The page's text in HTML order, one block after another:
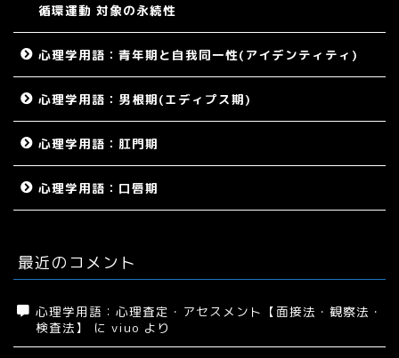
循環運動 対象の永続性
心理学用語：青年期と自我同一性(アイデンティティ)
心理学用語：男根期(エディプス期)
心理学用語：肛門期
心理学用語：口唇期
最近のコメント
心理学用語：心理査定・アセスメント【面接法・観察法・
検査法】
に viuo より